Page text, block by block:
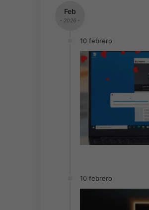
Feb
- 2026 -
10 febrero
10 febrero